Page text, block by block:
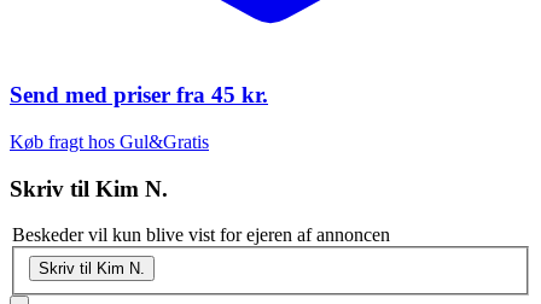
Send med priser fra 45 kr.
Køb fragt hos Gul&Gratis
Skriv til Kim N.
Beskeder vil kun blive vist for ejeren af annoncen
Skriv til Kim N.